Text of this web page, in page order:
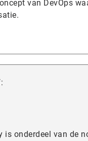
van DevOps
is onderdeel van de